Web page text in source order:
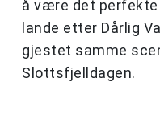
å være det
lande etter Dårlig
gjestet samme
Slottsfjelldagen.